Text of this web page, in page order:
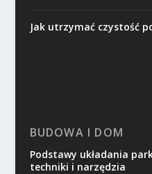
Jak utrzymać czystość
BUDOWA I DOM
Podstawy układania
techniki i narzędzia